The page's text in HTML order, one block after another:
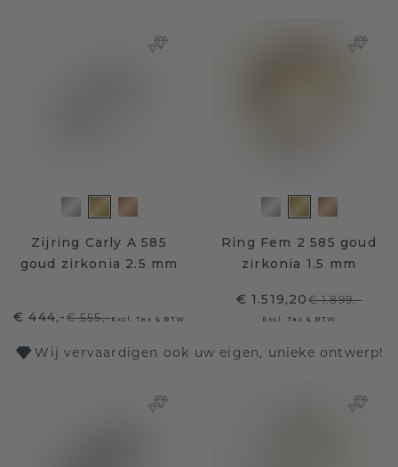
Zijring Carly A 585
goud zirkonia 2.5 mm
€ 444,-€ 555,-Excl. Tax & BTW
Ring Fem 2 585 goud
zirkonia 1.5 mm
€ 1.519,20€ 1.899,-
Excl. Tax & BTW
Wij vervaardigen ook uw eigen, unieke ontwerp!